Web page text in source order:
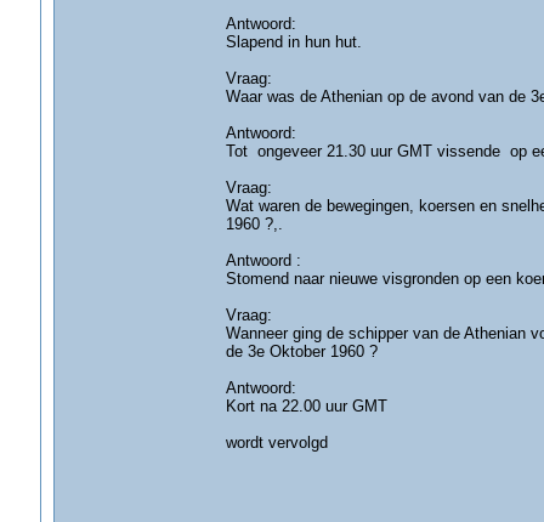
Antwoord:
Slapend in hun hut.
Vraag:
Waar was de Athenian op de avond van de
Antwoord:
Tot ongeveer 21.30 uur GMT vissende op
Vraag:
Wat waren de bewegingen, koersen en
1960 ?,.
Antwoord :
Stomend naar nieuwe visgronden op een
Vraag:
Wanneer ging de schipper van de Athenian
de 3e Oktober 1960 ?
Antwoord:
Kort na 22.00 uur GMT
wordt vervolgd